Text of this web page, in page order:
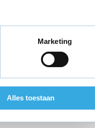
Marketing
Alles toestaan
garantie wil zeggen dat
op je product, mits
Externe
defect? Stuur een e-mail